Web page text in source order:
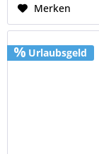
Merken
Urlaubsgeld